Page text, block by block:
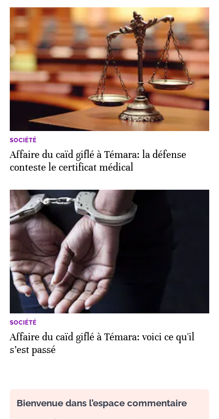
SOCIÉTÉ
Affaire du caïd giflé à Témara: la défense
conteste le certificat médical
SOCIÉTÉ
Affaire du caïd giflé à Témara: voici ce qu'il
s’est passé
Bienvenue dans l’espace commentaire